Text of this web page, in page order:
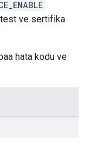
test ve sertifika
hata kodu ve